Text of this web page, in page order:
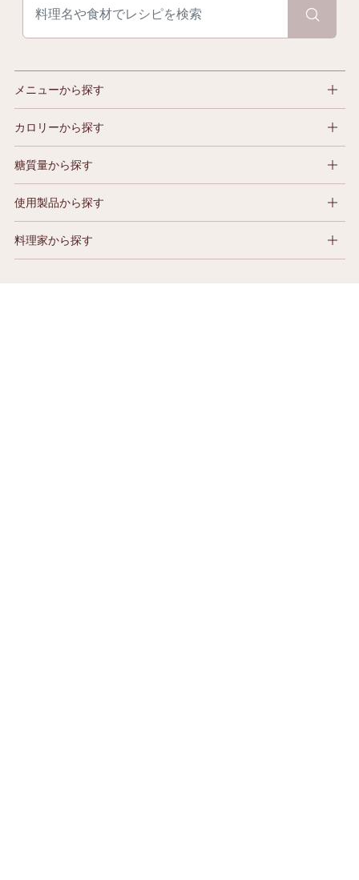
メニューから探す
カロリーから探す
糖質量から探す
使用製品から探す
料理家から探す